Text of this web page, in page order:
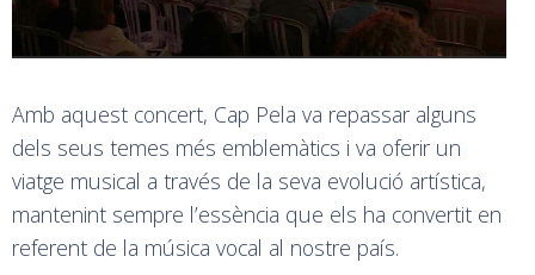
Amb aquest concert, Cap Pela va repassar alguns
dels seus temes més emblemàtics i va oferir un
viatge musical a través de la seva evolució artística,
mantenint sempre l’essència que els ha convertit en
referent de la música vocal al nostre país.